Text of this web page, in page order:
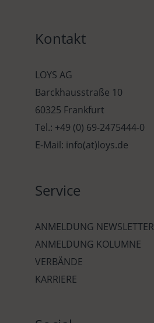
Kontakt
LOYS AG
Barckhausstraße 10
60325 Frankfurt
Tel.: +49 (0) 69-2475444-0
E-Mail: info(at)loys.de
Service
ANMELDUNG NEWSLETTER
ANMELDUNG KOLUMNE
VERBÄNDE
KARRIERE